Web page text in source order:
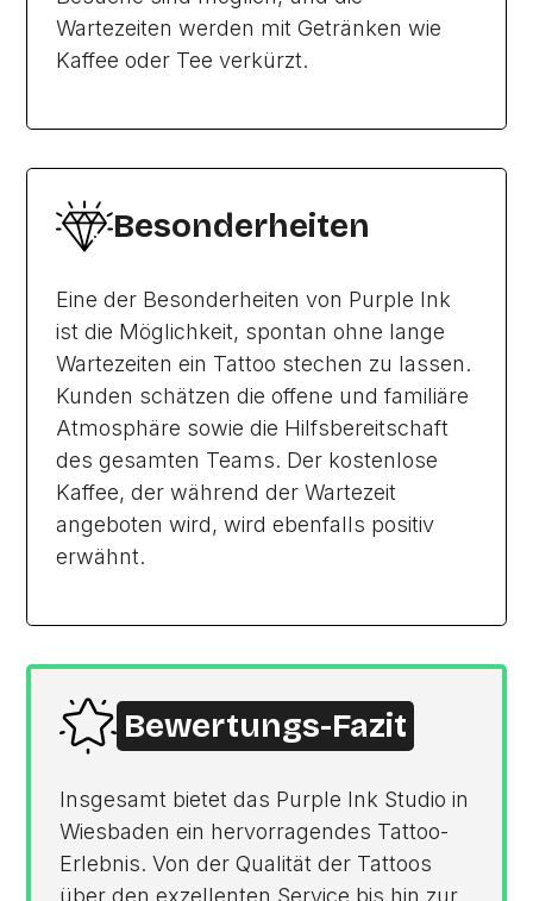
Wartezeiten werden mit Getränken wie
Kaffee oder Tee verkürzt.
Besonderheiten
Eine der Besonderheiten von Purple Ink
ist die Möglichkeit, spontan ohne lange
Wartezeiten ein Tattoo stechen zu lassen.
Kunden schätzen die offene und familiäre
Atmosphäre sowie die Hilfsbereitschaft
des gesamten Teams. Der kostenlose
Kaffee, der während der Wartezeit
angeboten wird, wird ebenfalls positiv
erwähnt.
Bewertungs-Fazit
Insgesamt bietet das Purple Ink Studio in
Wiesbaden ein hervorragendes Tattoo-
Erlebnis. Von der Qualität der Tattoos
über den exzellenten Service bis hin zur